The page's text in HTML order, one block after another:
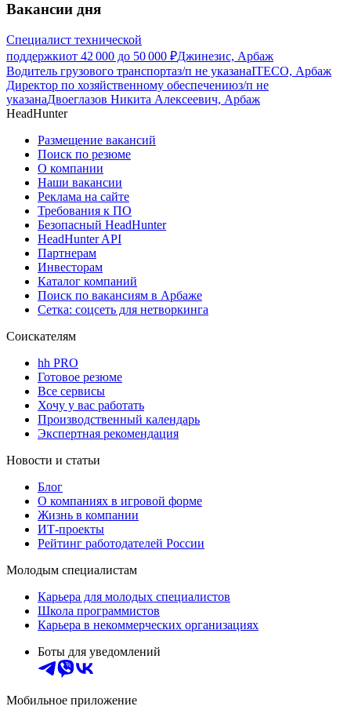
Вакансии дня
Специалист технической
поддержкиот 42 000 до 50 000 ₽Джинезис, Арбаж
Водитель грузового транспортаз/п не указанаITECO, Арбаж
Директор по хозяйственному обеспечениюз/п не
указанаДвоеглазов Никита Алексеевич, Арбаж
HeadHunter
Размещение вакансий
Поиск по резюме
О компании
Наши вакансии
Реклама на сайте
Требования к ПО
Безопасный HeadHunter
HeadHunter API
Партнерам
Инвесторам
Каталог компаний
Поиск по вакансиям в Арбаже
Сетка: соцсеть для нетворкинга
Соискателям
hh PRO
Готовое резюме
Все сервисы
Хочу у вас работать
Производственный календарь
Экспертная рекомендация
Новости и статьи
Блог
О компаниях в игровой форме
Жизнь в компании
ИТ-проекты
Рейтинг работодателей России
Молодым специалистам
Карьера для молодых специалистов
Школа программистов
Карьера в некоммерческих организациях
Боты для уведомлений
Мобильное приложение